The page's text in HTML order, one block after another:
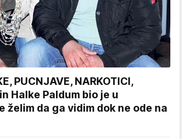
PUCNJAVE, NARKOTICI,
Halke Paldum bio je u
želim da ga vidim dok ne ode na